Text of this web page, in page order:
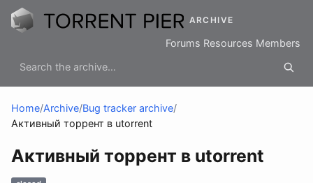
ARCHIVE
Forums Resources Members
Home/Archive/Bug tracker archive/
Активный торрент в utorrent
Активный торрент в utorrent